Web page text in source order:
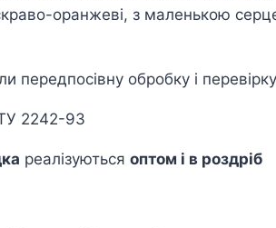
оранжеві, з маленькою
передпосівну обробку і
2242-93
реалізуються оптом і в роздріб